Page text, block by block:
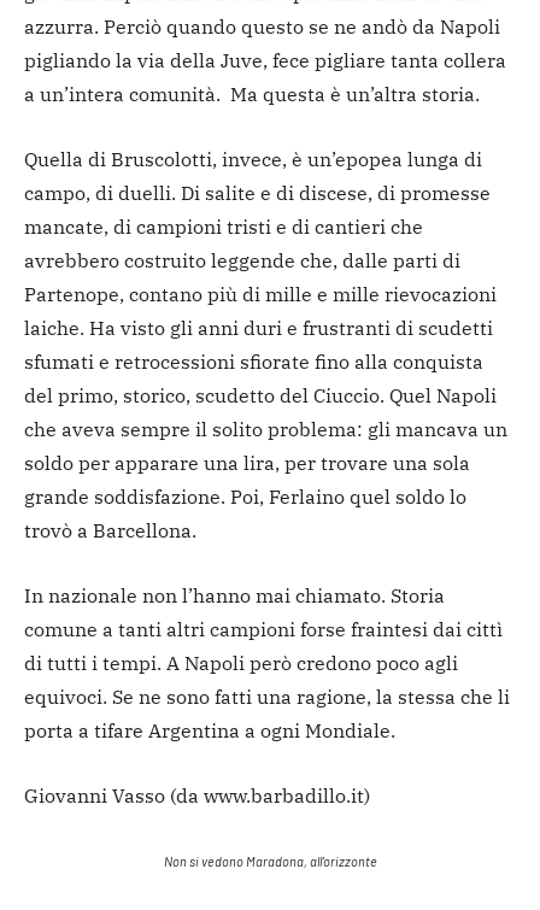
azzurra. Perciò quando questo se ne andò da Napoli
pigliando la via della Juve, fece pigliare tanta collera
a un’intera comunità. Ma questa è un’altra storia.
Quella di Bruscolotti, invece, è un’epopea lunga di
campo, di duelli. Di salite e di discese, di promesse
mancate, di campioni tristi e di cantieri che
avrebbero costruito leggende che, dalle parti di
Partenope, contano più di mille e mille rievocazioni
laiche. Ha visto gli anni duri e frustranti di scudetti
sfumati e retrocessioni sfiorate fino alla conquista
del primo, storico, scudetto del Ciuccio. Quel Napoli
che aveva sempre il solito problema: gli mancava un
soldo per apparare una lira, per trovare una sola
grande soddisfazione. Poi, Ferlaino quel soldo lo
trovò a Barcellona.
In nazionale non l’hanno mai chiamato. Storia
comune a tanti altri campioni forse fraintesi dai cittì
di tutti i tempi. A Napoli però credono poco agli
equivoci. Se ne sono fatti una ragione, la stessa che li
porta a tifare Argentina a ogni Mondiale.
Giovanni Vasso (da www.barbadillo.it)
Non si vedono Maradona, all’orizzonte